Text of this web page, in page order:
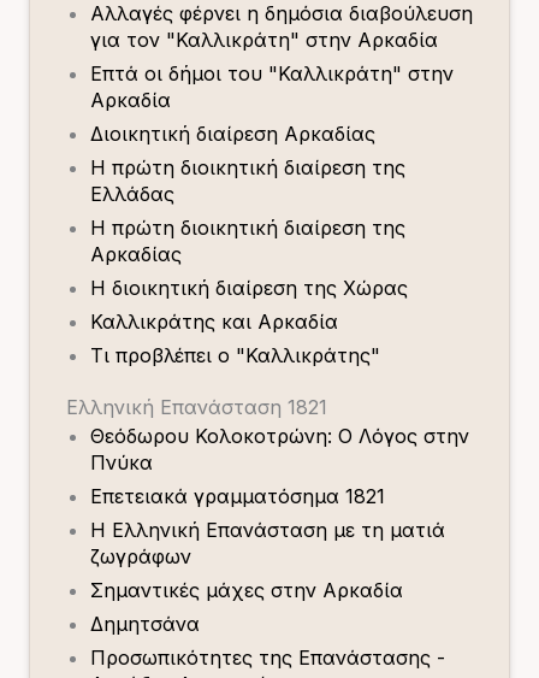
Αλλαγές φέρνει η δημόσια διαβούλευση
για τον "Καλλικράτη" στην Αρκαδία
Επτά οι δήμοι του "Καλλικράτη" στην
Αρκαδία
Διοικητική διαίρεση Αρκαδίας
Η πρώτη διοικητική διαίρεση της
Ελλάδας
Η πρώτη διοικητική διαίρεση της
Αρκαδίας
Η διοικητική διαίρεση της Χώρας
Καλλικράτης και Αρκαδία
Τι προβλέπει ο "Καλλικράτης"
Ελληνική Επανάσταση 1821
Θεόδωρου Κολοκοτρώνη: Ο Λόγος στην
Πνύκα
Επετειακά γραμματόσημα 1821
Η Ελληνική Επανάσταση με τη ματιά
ζωγράφων
Σημαντικές μάχες στην Αρκαδία
Δημητσάνα
Προσωπικότητες της Επανάστασης -